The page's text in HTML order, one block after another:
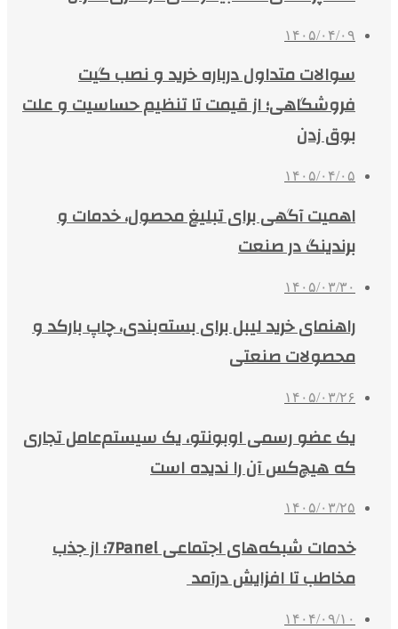
۱۴۰۵/۰۴/۰۹
سوالات متداول درباره خرید و نصب گیت
فروشگاهی؛ از قیمت تا تنظیم حساسیت و علت
بوق زدن
۱۴۰۵/۰۴/۰۵
اهمیت آگهی برای تبلیغ محصول، خدمات و
برندینگ در صنعت
۱۴۰۵/۰۳/۳۰
راهنمای خرید لیبل برای بسته‌بندی، چاپ بارکد و
محصولات صنعتی
۱۴۰۵/۰۳/۲۶
یک عضو رسمی اوبونتو، یک سیستم‌عامل تجاری
که هیچ‌کس آن را ندیده است
۱۴۰۵/۰۳/۲۵
خدمات شبکه‌های اجتماعی 7Panel؛ از جذب
مخاطب تا افزایش درآمد
۱۴۰۴/۰۹/۱۰